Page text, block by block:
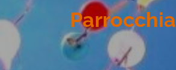
Parrocchia